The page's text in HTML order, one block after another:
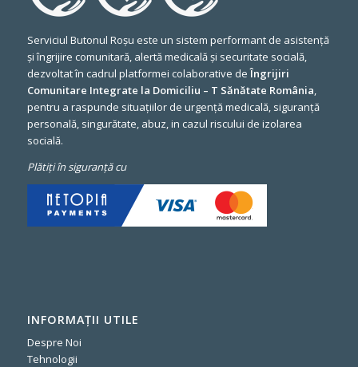
Serviciul Butonul Roșu este un sistem performant de asistență
și îngrijire comunitară, alertă medicală și securitate socială,
dezvoltat în cadrul platformei colaborative deÎngrijiri
Comunitare Integrate la Domiciliu – T Sănătate România,
pentru a raspunde situațiilor de urgență medicală, siguranță
personală, singurătate, abuz, in cazul riscului de izolarea
socială.
Plătiți în siguranță cu
INFORMAȚII UTILE
Despre Noi
Tehnologii